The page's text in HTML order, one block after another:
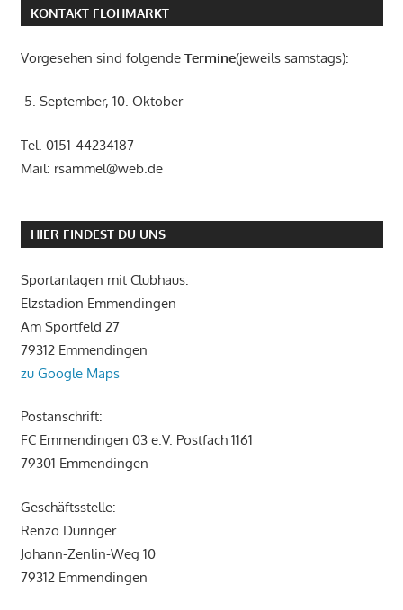
KONTAKT FLOHMARKT
Vorgesehen sind folgende Termine(jeweils samstags):
5. September, 10. Oktober
Tel. 0151-44234187
Mail: rsammel@web.de
HIER FINDEST DU UNS
Sportanlagen mit Clubhaus:
Elzstadion Emmendingen
Am Sportfeld 27
79312 Emmendingen
zu Google Maps
Postanschrift:
FC Emmendingen 03 e.V. Postfach 1161
79301 Emmendingen
Geschäftsstelle:
Renzo Düringer
Johann-Zenlin-Weg 10
79312 Emmendingen